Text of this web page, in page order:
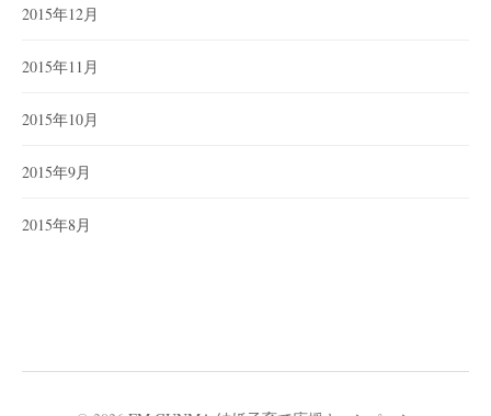
2015年12月
2015年11月
2015年10月
2015年9月
2015年8月